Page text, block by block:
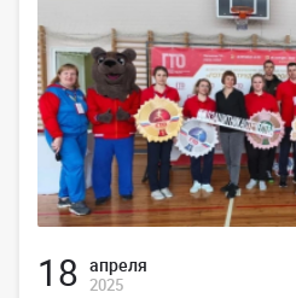
18 апреля
2025